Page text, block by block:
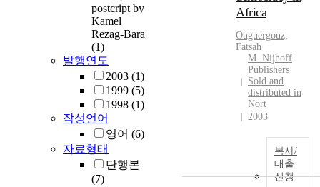
postcript by
Kamel
Rezag-Bara
(1)
발행연도
2003 (1)
1999 (5)
1998 (1)
작성언어
영어 (6)
자료형태
단행본
(7)
Africa
Ouguergouz,
Fatsah
M. Nijhoff
Publishers
Sold and
distributed in
Nort
2003
복사/
대출
신청